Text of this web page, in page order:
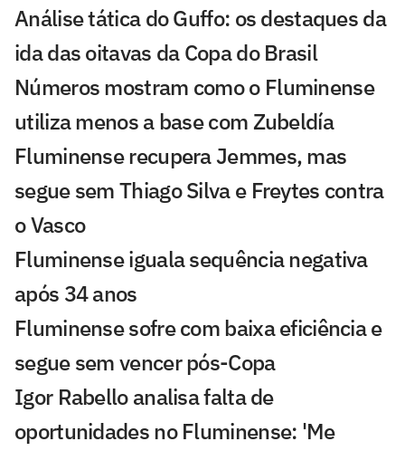
Análise tática do Guffo: os destaques da
ida das oitavas da Copa do Brasil
Números mostram como o Fluminense
utiliza menos a base com Zubeldía
Fluminense recupera Jemmes, mas
segue sem Thiago Silva e Freytes contra
o Vasco
Fluminense iguala sequência negativa
após 34 anos
Fluminense sofre com baixa eficiência e
segue sem vencer pós-Copa
Igor Rabello analisa falta de
oportunidades no Fluminense: 'Me